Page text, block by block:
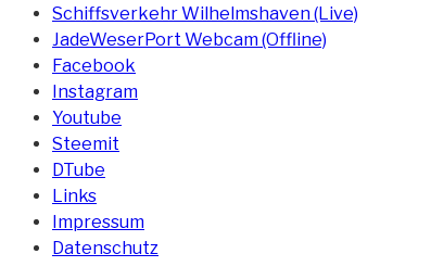
Schiffsverkehr Wilhelmshaven (Live)
JadeWeserPort Webcam (Offline)
Facebook
Instagram
Youtube
Steemit
DTube
Links
Impressum
Datenschutz